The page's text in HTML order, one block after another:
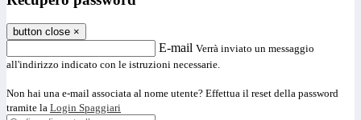
button close ×
E-mail Verrà inviato un messaggio
all'indirizzo indicato con le istruzioni necessarie.
Non hai una e-mail associata al nome utente? Effettua il reset della password
tramite la Login Spaggiari